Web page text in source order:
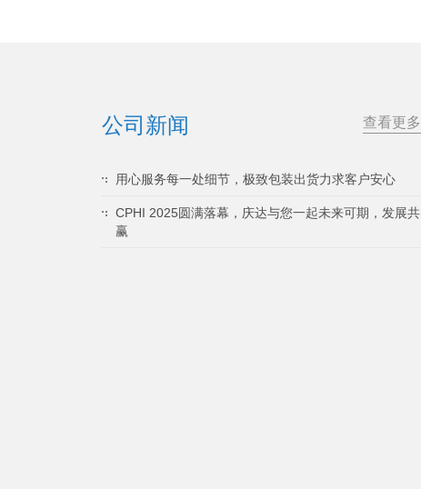
公司新闻 查看更多
用心服务每一处细节，极致包装出货力求客户安心
CPHI 2025圆满落幕，庆达与您一起未来可期，发展共
赢